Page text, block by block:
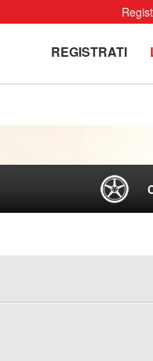
REGISTRATI